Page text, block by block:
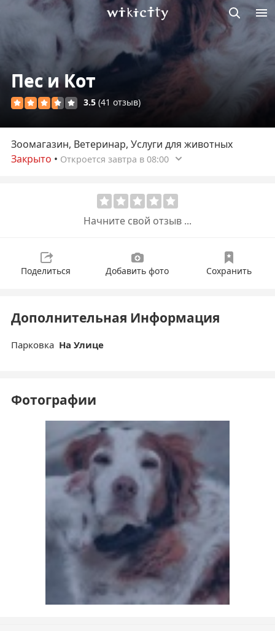
Пес и Кот
3.5 (41 отзыв)
Зоомагазин, Ветеринар, Услуги для животных
Закрыто • Откроется завтра в 08:00
Начните свой отзыв ...
Поделиться Добавить фото Сохранить
Дополнительная Информация
Парковка На Улице
Фотографии